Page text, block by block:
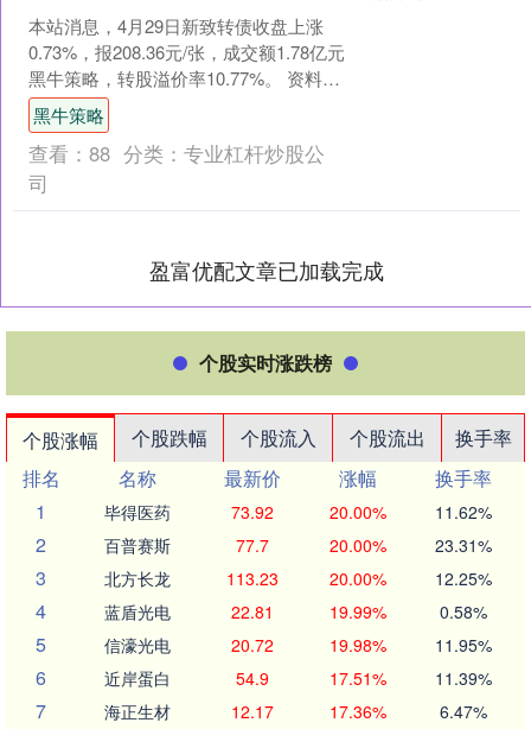
本站消息，4月29日新致转债收盘上涨
0.73%，报208.36元/张，成交额1.78亿元
黑牛策略，转股溢价率10.77%。 资料显
示，新致转债信用级别为“A”，....
黑牛策略
查看： 88 分类： 专业杠杆炒股公
司
盈富优配文章已加载完成
个股实时涨跌榜
个股涨幅 个股跌幅 个股流入 个股流出
换手率
排名
名称 最新价 涨幅
换手率
1
毕得医药 73.92 20.00% 11.62%
2 百普赛斯 77.7 20.00% 23.31%
3 北方长龙 113.23 20.00% 12.25%
4 蓝盾光电 22.81 19.99% 0.58%
5 信濠光电 20.72 19.98% 11.95%
6 近岸蛋白 54.9 17.51% 11.39%
7 海正生材 12.17 17.36% 6.47%